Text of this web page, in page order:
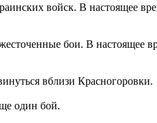
войск. В настоящее
бои. В настоящее
вблизи Красногоровки.
один бой.